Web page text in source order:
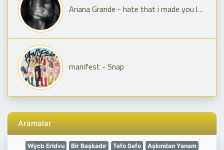
Ariana Grande - hate that i made you love me
manifest - Snap
Aramalar
Wycb Erldvu Bir Başkadır Tefo Sefo
Aşkından Yanam